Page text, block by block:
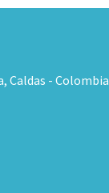
Caldas - Colombia